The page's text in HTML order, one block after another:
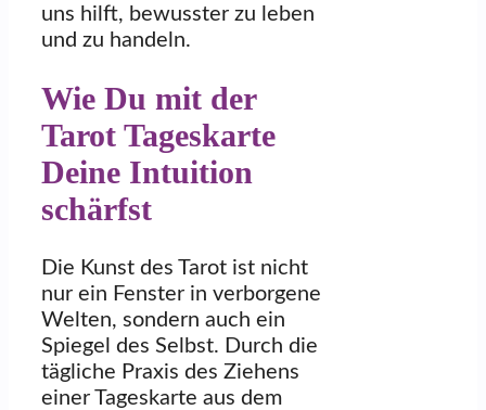
uns hilft, bewusster zu leben
und zu handeln.
Wie Du mit der
Tarot Tageskarte
Deine Intuition
schärfst
Die Kunst des Tarot ist nicht
nur ein Fenster in verborgene
Welten, sondern auch ein
Spiegel des Selbst. Durch die
tägliche Praxis des Ziehens
einer Tageskarte aus dem